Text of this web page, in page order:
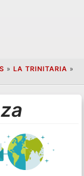
» LA TRINITARIA »